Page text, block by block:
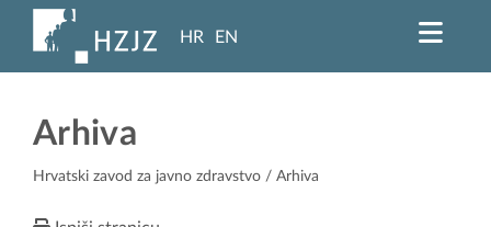
HR EN
Arhiva
Hrvatski zavod za javno zdravstvo / Arhiva